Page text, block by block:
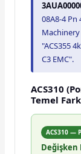
08A8-4 Pn
"ACS355
C3 EMC".
ACS310
Temel
ACS310 —
Değişken